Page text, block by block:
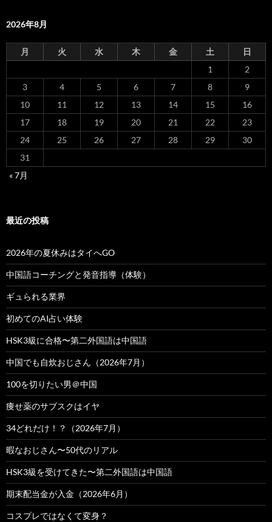
2026年8月
月 火 水 木 金 土
日
1
2
3
4 5 6 7 8
9
10
11 12 13 14 15
16
17
18 19 20 21 22
23
24
25 26 27 28 29
30
31
« 7月
最近の投稿
2026年の夏休みはタイへGO
中国語コーチングと発音指導（体験）
ギュられる業界
初めてのAI占い体験
HSK3級に合格〜第二外国語は中国語
中国でも自炊おじさん（2026年7月）
100を切りたい男＠中国
痩せ薬のサブスクはイヤ
34どれだけ！？（2026年7月）
暇なおじさん〜50代のリアル
HSK3級を受けてきた〜第二外国語は中国語
期末配当金が入金（2026年6月）
コスプレではなくて変身？